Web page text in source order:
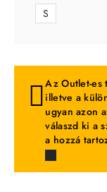
S
Az Outlet-es
illetve a
ugyan azon
válaszd ki a
a hozzá